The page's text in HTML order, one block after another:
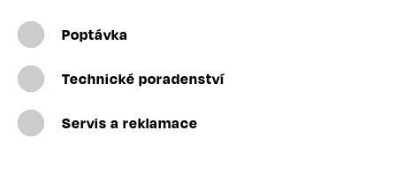
Poptávka
Technické poradenství
Servis a reklamace